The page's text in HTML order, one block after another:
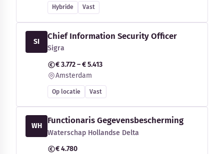
Hybride Vast
SI
Chief Information Security Officer
Sigra
€ 3.772 – € 5.413
Amsterdam
Op locatie Vast
WH
Functionaris Gegevensbescherming
Waterschap Hollandse Delta
€ 4.780